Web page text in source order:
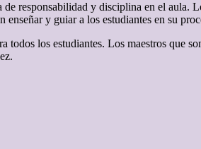
responsabilidad y disciplina en el aula.
y guiar a los estudiantes en su
los estudiantes. Los maestros que